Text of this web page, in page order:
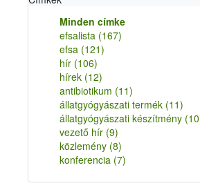
Minden címke
efsalista (167)
efsa (121)
hír (106)
hírek (12)
antibiotikum (11)
állatgyógyászati termék (11)
állatgyógyászati készítmény
vezető hír (9)
közlemény (8)
konferencia (7)